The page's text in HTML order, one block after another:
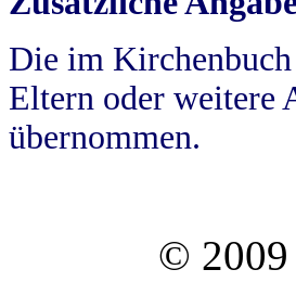
Die im
Eltern oder weitere
übernommen.
© 2009